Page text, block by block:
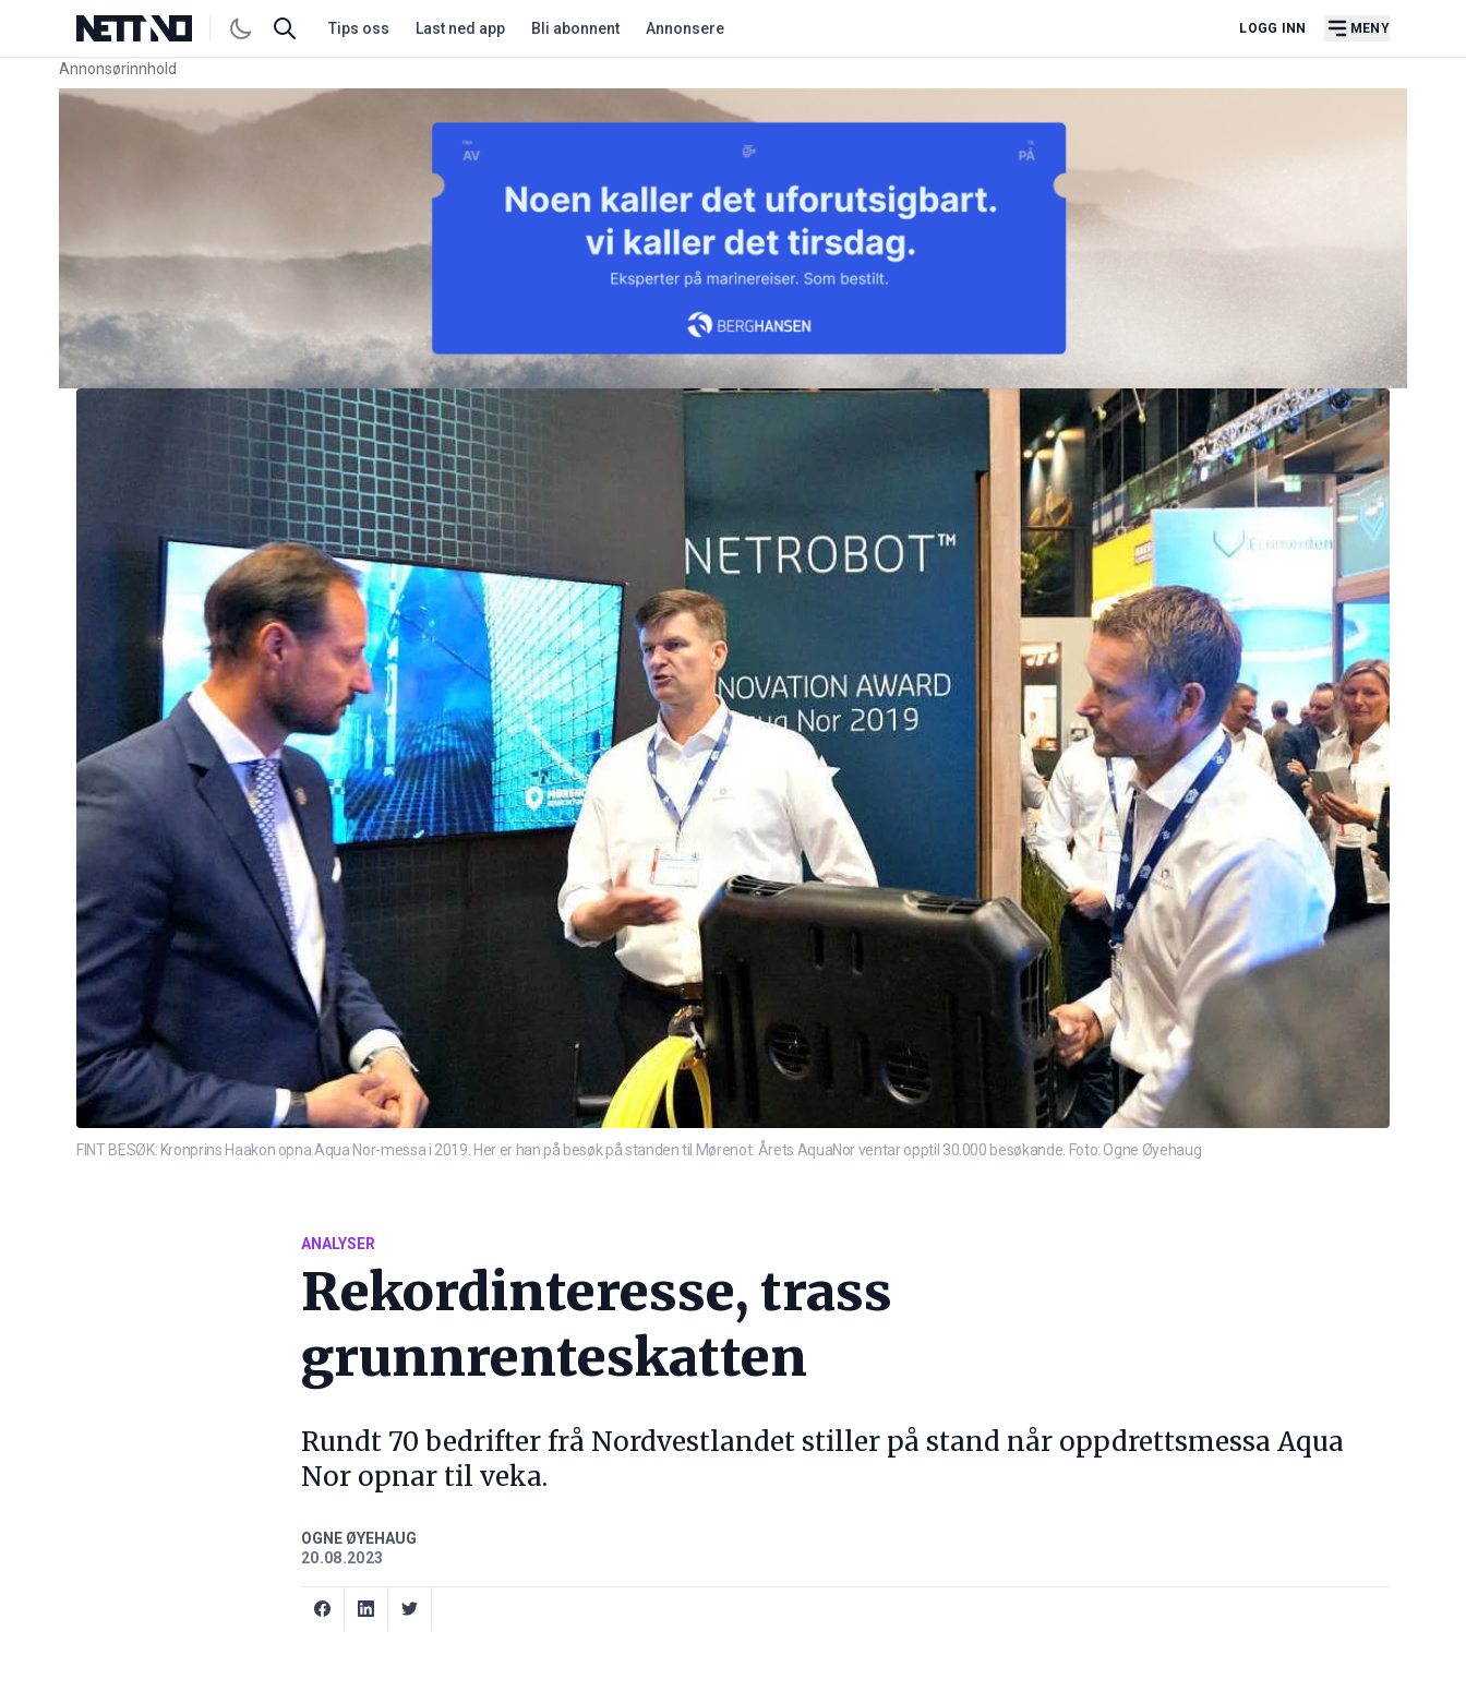
Tips oss Last ned app Bli abonnent Annonsere LOGG INN MENY
Annonsørinnhold
Link for annonse
FINT BESØK: Kronprins Haakon opna Aqua Nor-messa i 2019. Her er han på besøk på standen til Mørenot. Årets AquaNor ventar opptil 30.000 besøkande. Foto: Ogne Øyehaug
ANALYSER
Rekordinteresse, trass
grunnrenteskatten
Rundt 70 bedrifter frå Nordvestlandet stiller på stand når oppdrettsmessa Aqua
Nor opnar til veka.
OGNE ØYEHAUG
20.08.2023